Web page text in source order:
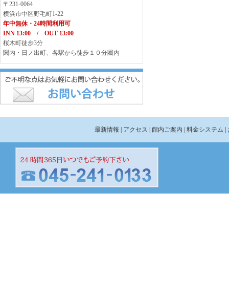
〒231-0064
横浜市中区野毛町1-22
年中無休・24時間利用可
INN 13:00 / OUT 13:00
桜木町徒歩3分
関内・日ノ出町、各駅から徒歩１０分圏内
最新情報 | アクセス | 館内ご案内 | 料金システム